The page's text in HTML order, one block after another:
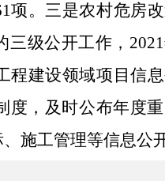
项。三是农村危房
级公开工作， 2021
程建设领域项目信
，及时公布年度
施工管理等信息公